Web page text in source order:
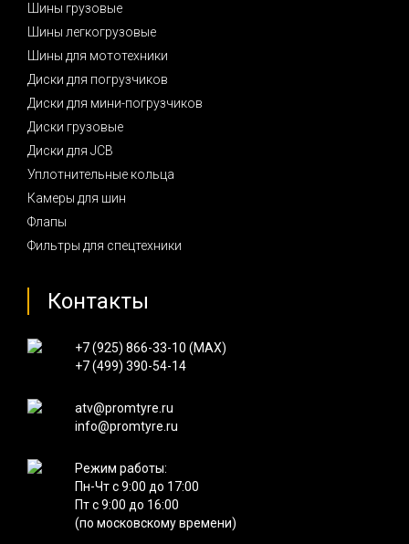
Шины грузовые
Шины легкогрузовые
Шины для мототехники
Диски для погрузчиков
Диски для мини-погрузчиков
Диски грузовые
Диски для JCB
Уплотнительные кольца
Камеры для шин
Флапы
Фильтры для спецтехники
Контакты
+7 (925) 866-33-10 (MAX)
+7 (499) 390-54-14
atv@promtyre.ru
info@promtyre.ru
Режим работы:
Пн-Чт с 9:00 до 17:00
Пт с 9:00 до 16:00
(по московскому времени)